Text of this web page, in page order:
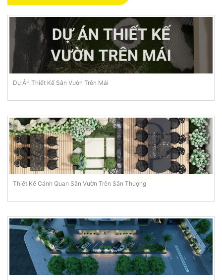
Dự Án Thiết Kế Sân Vườn Trên Mái
Thiết Kế Cảnh Quan Sân Vườn Trên Sân Thượng